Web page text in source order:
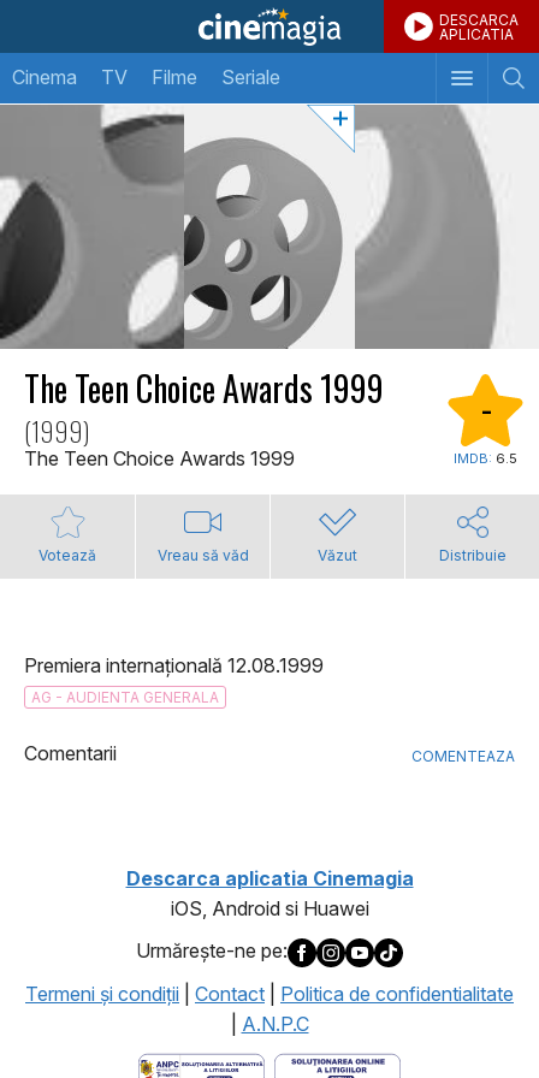
DESCARCA
APLICATIA
Cinema TV Filme Seriale
The Teen Choice Awards 1999
(1999)
The Teen Choice Awards 1999
-
IMDB: 6.5
Votează Vreau să văd Văzut Distribuie
Premiera internațională 12.08.1999
AG - AUDIENTA GENERALA
Comentarii COMENTEAZA
Descarca aplicatia Cinemagia
iOS, Android si Huawei
Urmăreşte-ne pe:
Termeni şi condiţii
Contact
Politica de confidentialitate
A.N.P.C